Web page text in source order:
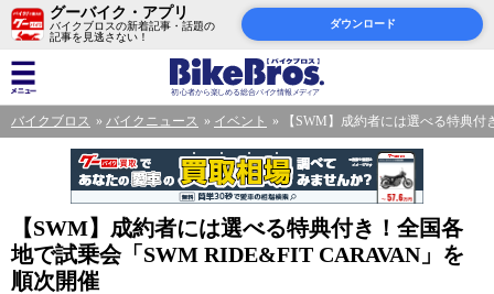
グーバイク・アプリ
バイクブロスの新着記事・話題の
記事を見逃さない！
ダウンロード
バイクブロス バイクニュース イベント 【SWM】成約者には選べる特典
【SWM】成約者には選べる特典付き！全国各
地で試乗会「SWM RIDE&FIT CARAVAN」を
順次開催